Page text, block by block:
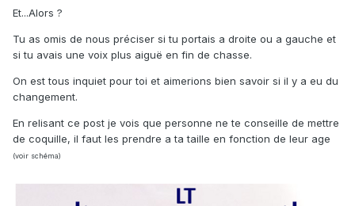
Et...Alors ?
Tu as omis de nous préciser si tu portais a droite ou a gauche et
si tu avais une voix plus aiguë en fin de chasse.
On est tous inquiet pour toi et aimerions bien savoir si il y a eu du
changement.
En relisant ce post je vois que personne ne te conseille de mettre
de coquille, il faut les prendre a ta taille en fonction de leur age
(voir schéma)